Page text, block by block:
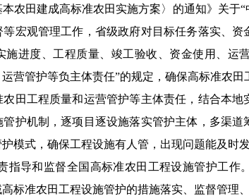
农田建成高标准农田实施方案〉的通知》关于
宏观管理工作，省级政府对目标任务落实、
施进度、工程质量、竣工验收、资金使用、运
营管护等负主体责任”的规定，确保高标准农田
田工程质量和运营管护等主体责任，结合本
护机制，逐项目逐设施落实管护主体，多渠
模式，确保工程设施有人管，出现问题能及时
指导和监督全国高标准农田工程设施管护工作
标准农田工程设施管护的措施落实、监督管理